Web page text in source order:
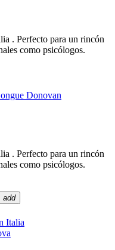
. Perfecto para un rincón
como psicólogos.
. Perfecto para un rincón
como psicólogos.
add